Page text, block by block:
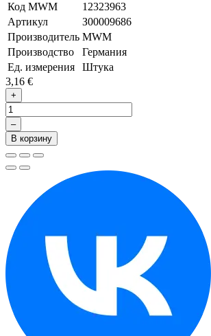
Код MWM
12323963
Артикул
З00009686
Производитель MWM
Производство
Германия
Ед. измерения
Штука
3,16 €
+
–
В корзину